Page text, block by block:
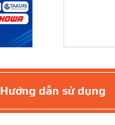
Hướng dẫn sử dụng